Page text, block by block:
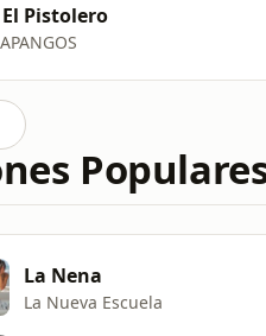
Pistolero
La Nena
La Nueva Escuela